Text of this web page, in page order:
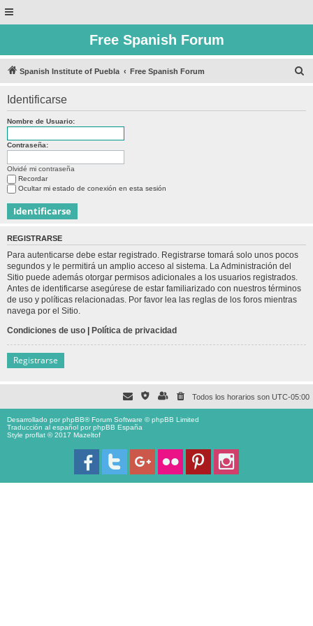
Free Spanish Forum
Spanish Institute of Puebla Free Spanish Forum
Identificarse
Nombre de Usuario:
Contraseña:
Olvidé mi contraseña
Recordar
Ocultar mi estado de conexión en esta sesión
REGISTRARSE
Para autenticarse debe estar registrado. Registrarse tomará solo unos pocos
segundos y le permitirá un amplio acceso al sistema. La Administración del
Sitio puede además otorgar permisos adicionales a los usuarios registrados.
Antes de identificarse asegúrese de estar familiarizado con nuestros términos
de uso y políticas relacionadas. Por favor lea las reglas de los foros mientras
navega por el Sitio.
Condiciones de uso | Política de privacidad
Registrarse
Todos los horarios son UTC-05:00
Desarrollado porphpBB® Forum Software © phpBB Limited
Traducción al español porphpBB España
Style proflat © 2017 Mazeltof